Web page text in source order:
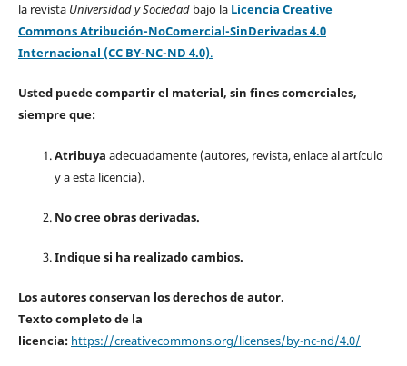
la revista Universidad y Sociedad bajo la Licencia Creative
Commons Atribución-NoComercial-SinDerivadas 4.0
Internacional (CC BY-NC-ND 4.0).
Usted puede compartir el material, sin fines comerciales,
siempre que:
Atribuya adecuadamente (autores, revista, enlace al artículo
y a esta licencia).
No cree obras derivadas.
Indique si ha realizado cambios.
Los autores conservan los derechos de autor.
Texto completo de la
licencia: https://creativecommons.org/licenses/by-nc-nd/4.0/